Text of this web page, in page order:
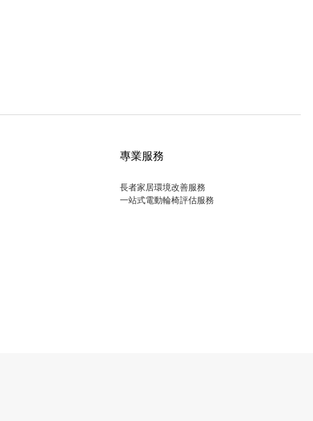
專業服務
長者家居環境改善服務
一站式電動輪椅評估服務